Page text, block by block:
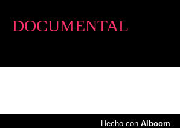
DOCUMENTAL
Hecho con Alboom